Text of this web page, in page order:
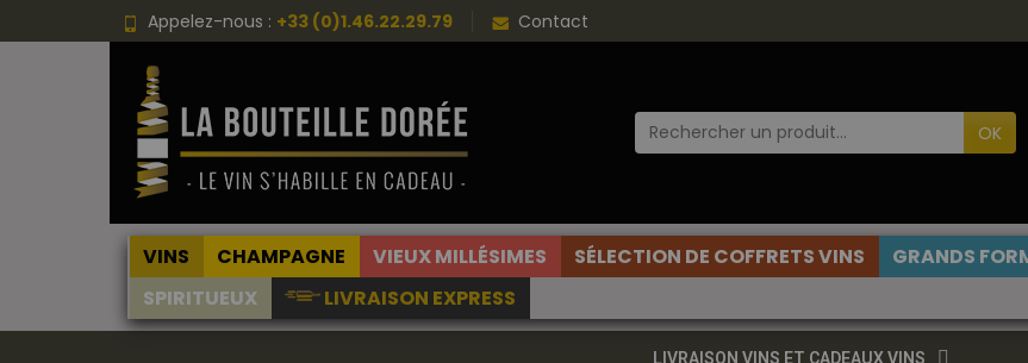
Appelez-nous : +33 (0)1.46.22.29.79 Contact
OK
VINS CHAMPAGNE VIEUX MILLÉSIMES SÉLECTION DE COFFRETS VINS GRANDS
SPIRITUEUX
LIVRAISON EXPRESS
LIVRAISON VINS ET CADEAUX VINS